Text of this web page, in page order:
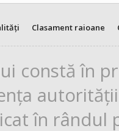
Clasament raioane
constă în
în rândul